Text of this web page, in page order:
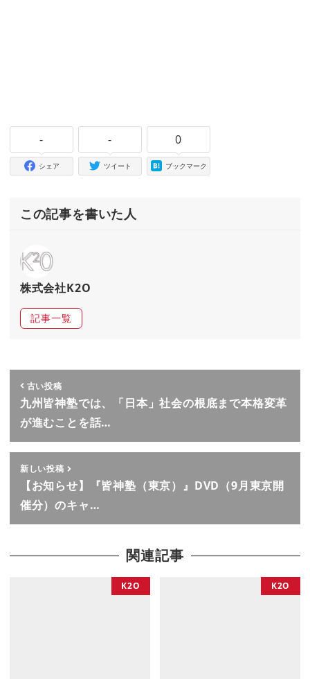
-
シェア
-
ツイート
0
ブックマーク
この記事を書いた人
株式会社K2O
記事一覧
古い投稿
九州皆神塾では、「日本」社会の根底まで本格変革
が進むことを話…
新しい投稿
【お知らせ】『皆神塾（東京）』DVD（9月東京開
催分）のキャ…
関連記事
K2O K2O